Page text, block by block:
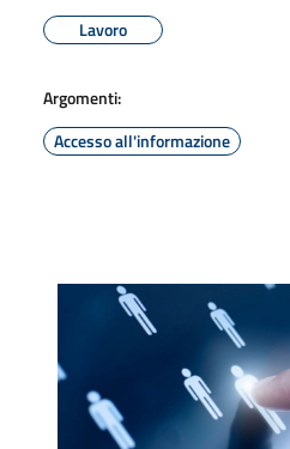
Lavoro
Argomenti:
Accesso all'informazione